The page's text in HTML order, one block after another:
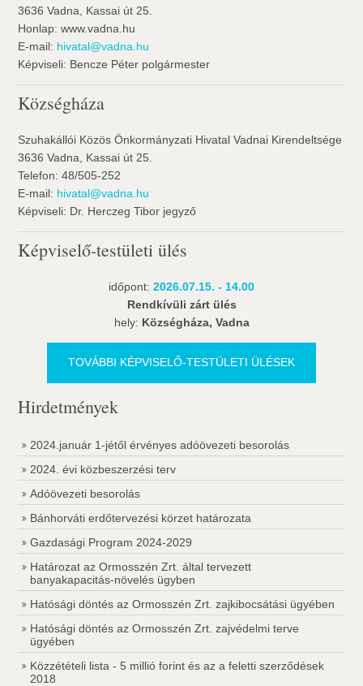
3636 Vadna, Kassai út 25.
Honlap: www.vadna.hu
E-mail: hivatal@vadna.hu
Képviseli: Bencze Péter polgármester
Községháza
Szuhakállói Közös Önkormányzati Hivatal Vadnai Kirendeltsége
3636 Vadna, Kassai út 25.
Telefon: 48/505-252
E-mail: hivatal@vadna.hu
Képviseli: Dr. Herczeg Tibor jegyző
Képviselő-testületi ülés
időpont: 2026.07.15. - 14.00
Rendkívüli zárt ülés
hely: Községháza, Vadna
TOVÁBBI KÉPVISELŐ-TESTÜLETI ÜLÉSEK
Hirdetmények
2024.január 1-jétől érvényes adóövezeti besorolás
2024. évi közbeszerzési terv
Adóövezeti besorolás
Bánhorváti erdőtervezési körzet határozata
Gazdasági Program 2024-2029
Határozat az Ormosszén Zrt. által tervezett
banyakapacitás-növelés ügyben
Hatósági döntés az Ormosszén Zrt. zajkibocsátási ügyében
Hatósági döntés az Ormosszén Zrt. zajvédelmi terve
ügyében
Közzétételi lista - 5 millió forint és az a feletti szerződések
2018